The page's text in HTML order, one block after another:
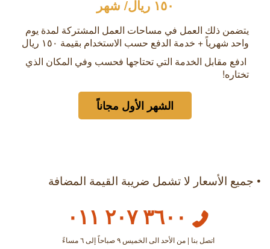
١٥٠ ريال/ شهر
يتضمن ذلك العمل في مساحات العمل المشتركة لمدة يوم
واحد شهرياً + خدمة الدفع حسب الاستخدام بقيمة ۱٥۰ ريال
ادفع مقابل الخدمة التي تحتاجها فحسب وفي المكان الذي
تختاره!
الشهر الأول مجاناً
• جميع الأسعار لا تشمل ضريبة القيمة المضافة
٣٦٠٠ ٢٠٧ ٠١١
اتصل بنا | من الأحد الى الخميس ٩ صباحاً إلى ٦ مساءً